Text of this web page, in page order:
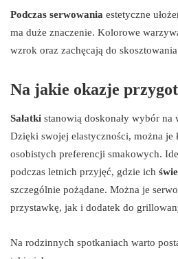
Podczas serwowania estetyczne
ma duże znaczenie. Kolorowe
wzrok oraz zachęcają do
Na jakie okazje
Sałatki stanowią doskonały wybór
Dzięki swojej elastyczności, można je
osobistych preferencji smakowych.
podczas letnich przyjęć, gdzie ich
szczególnie pożądane. Można je
przystawkę, jak i dodatek do
Na rodzinnych spotkaniach warto